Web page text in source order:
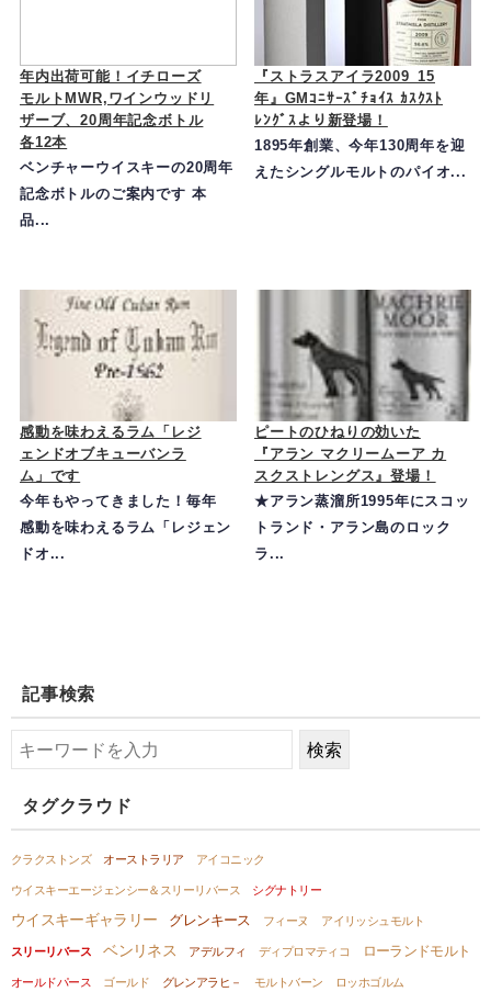
年内出荷可能！イチローズ
モルトMWR,ワインウッドリ
ザーブ、20周年記念ボトル
各12本
ベンチャーウイスキーの20周年
記念ボトルのご案内です 本
品...
『ストラスアイラ2009_15
年』GMｺﾆｻｰｽﾞﾁｮｲｽ ｶｽｸｽﾄ
ﾚﾝｸﾞｽより新登場！
1895年創業、今年130周年を迎
えたシングルモルトのパイオ...
感動を味わえるラム「レジ
ェンドオブキューバンラ
ム」です
今年もやってきました！毎年
感動を味わえるラム「レジェン
ドオ...
ピートのひねりの効いた
『アラン マクリームーア カ
スクストレングス』登場！
★アラン蒸溜所1995年にスコッ
トランド・アラン島のロック
ラ...
記事検索
タグクラウド
クラクストンズ オーストラリア
アイコニック
ウイスキーエージェンシー＆スリーリバース
シグナトリー
ウイスキーギャラリー グレンキース フィーヌ
アイリッシュモルト
スリーリバース
ベンリネス アデルフィ ディプロマティコ ローランドモルト
オールドパース ゴールド グレンアラヒ－ モルトバーン
ロッホゴルム